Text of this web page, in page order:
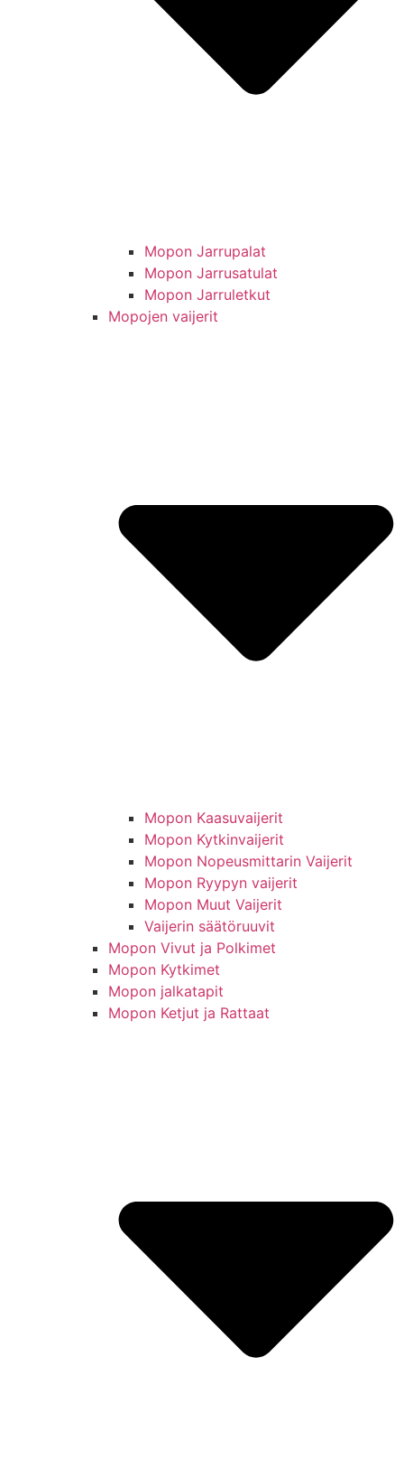
Mopon Jarrupalat
Mopon Jarrusatulat
Mopon Jarruletkut
Mopojen vaijerit
Mopon Kaasuvaijerit
Mopon Kytkinvaijerit
Mopon Nopeusmittarin Vaijerit
Mopon Ryypyn vaijerit
Mopon Muut Vaijerit
Vaijerin säätöruuvit
Mopon Vivut ja Polkimet
Mopon Kytkimet
Mopon jalkatapit
Mopon Ketjut ja Rattaat